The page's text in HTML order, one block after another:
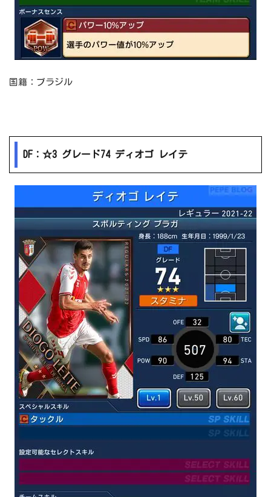
国籍：ブラジル
DF：☆3 グレード74 ディオゴ レイテ